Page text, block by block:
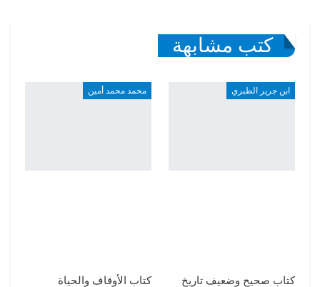
كتب مشابهة
ابن جرير الطبري
كتاب صحيح وضعيف تاريخ
محمد محمد أمين
كتاب الأوقاف والحياة